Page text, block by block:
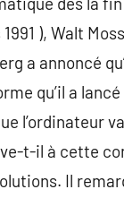
), Walt
a annoncé
qu’il a
l’ordinateur
t-il à cette
Il